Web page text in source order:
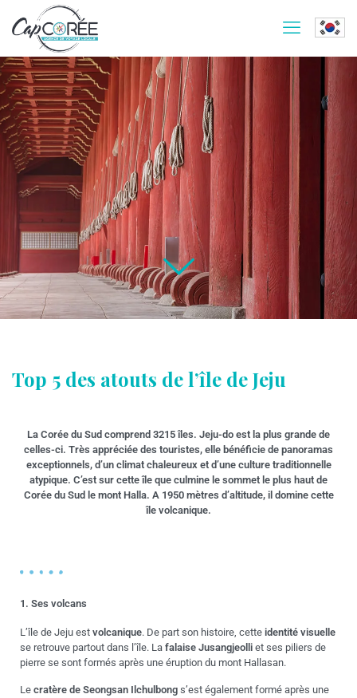
Top 5 des atouts de l’île de Jeju
La Corée du Sud comprend 3215 îles. Jeju-do est la plus grande de
celles-ci. Très appréciée des touristes, elle bénéficie de panoramas
exceptionnels, d’un climat chaleureux et d’une culture traditionnelle
atypique. C’est sur cette île que culmine le sommet le plus haut de
Corée du Sud le mont Halla. A 1950 mètres d’altitude, il domine cette
île volcanique.
1. Ses volcans
L’île de Jeju est volcanique. De part son histoire, cette identité visuelle
se retrouve partout dans l’île. La falaise Jusangjeolli et ses piliers de
pierre se sont formés après une éruption du mont Hallasan.
Le cratère de Seongsan Ilchulbong s’est également formé après une